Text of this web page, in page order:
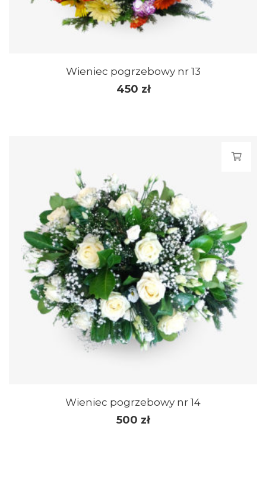
Wieniec pogrzebowy nr 13
450 zł
Wieniec pogrzebowy nr 14
500 zł